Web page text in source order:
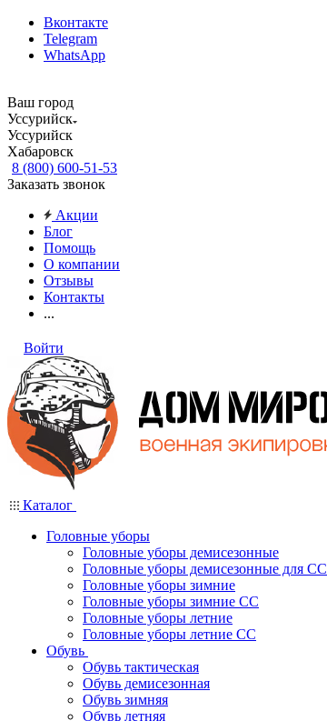
Вконтакте
Telegram
WhatsApp
Ваш город
Уссурийск
Уссурийск
Хабаровск
8 (800) 600-51-53
Заказать звонок
Акции
Блог
Помощь
О компании
Отзывы
Контакты
...
Войти
Каталог
Головные уборы
Головные уборы демисезонные
Головные уборы демисезонные для СС
Головные уборы зимние
Головные уборы зимние СС
Головные уборы летние
Головные уборы летние СС
Обувь
Обувь тактическая
Обувь демисезонная
Обувь зимняя
Обувь летняя